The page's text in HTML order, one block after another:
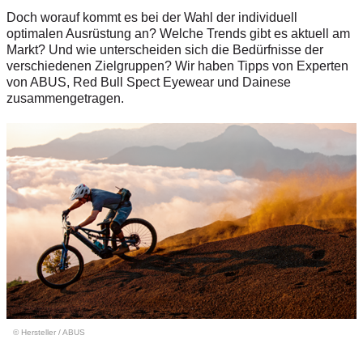
Doch worauf kommt es bei der Wahl der individuell
optimalen Ausrüstung an? Welche Trends gibt es aktuell am
Markt? Und wie unterscheiden sich die Bedürfnisse der
verschiedenen Zielgruppen? Wir haben Tipps von Experten
von ABUS, Red Bull Spect Eyewear und Dainese
zusammengetragen.
© Hersteller /ABUS